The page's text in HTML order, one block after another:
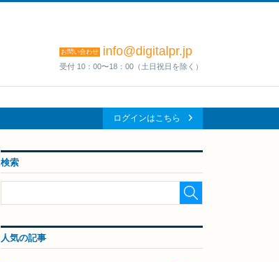
お問い合わせ info@digitalpr.jp
受付 10：00〜18：00（土日祝日を除く）
ログインはこちら
検索
人気の記事